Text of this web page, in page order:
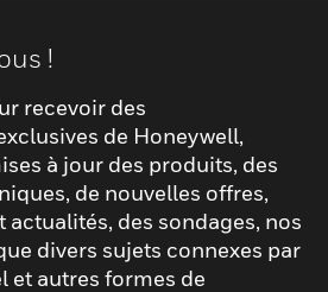
!
recevoir des
de Honeywell,
à jour des produits, des
de nouvelles offres,
actualités, des sondages, nos
divers sujets connexes par
et autres formes de